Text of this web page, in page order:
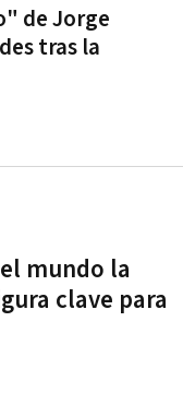
de Jorge
tras la
mundo la
clave para